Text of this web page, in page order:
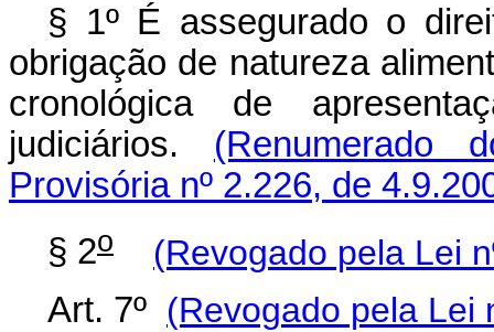
§ 1º É assegurado o
obrigação de natureza
cronológica de
judiciários. (Renumerado
Provisória nº 2.226, de
§ 2o
(Revogado pela Lei
Art. 7º (Revogado pela Lei